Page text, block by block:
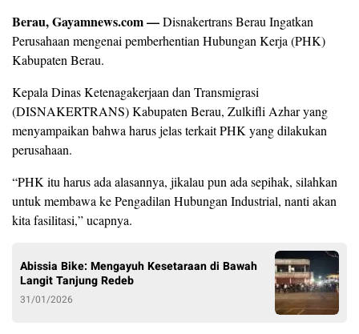
Berau, Gayamnews.com —Disnakertrans Berau Ingatkan
Perusahaan mengenai pemberhentian Hubungan Kerja (PHK)
Kabupaten Berau.
Kepala Dinas Ketenagakerjaan dan Transmigrasi
(DISNAKERTRANS) Kabupaten Berau, Zulkifli Azhar yang
menyampaikan bahwa harus jelas terkait PHK yang dilakukan
perusahaan.
“PHK itu harus ada alasannya, jikalau pun ada sepihak, silahkan
untuk membawa ke Pengadilan Hubungan Industrial, nanti akan
kita fasilitasi,” ucapnya.
Abissia Bike: Mengayuh Kesetaraan di Bawah
Langit Tanjung Redeb
31/01/2026